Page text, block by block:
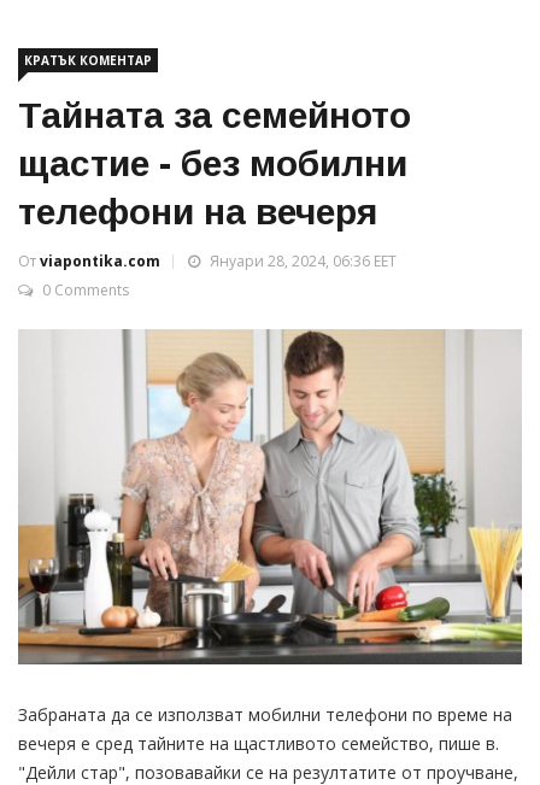
КРАТЪК КОМЕНТАР
Тайната за семейното
щастие - без мобилни
телефони на вечеря
Отviapontika.com
Януари 28, 2024, 06:36 EET
0 Comments
Забраната да се използват мобилни телефони по време на
вечеря е сред тайните на щастливото семейство, пише в.
"Дейли стар", позовавайки се на резултатите от проучване,